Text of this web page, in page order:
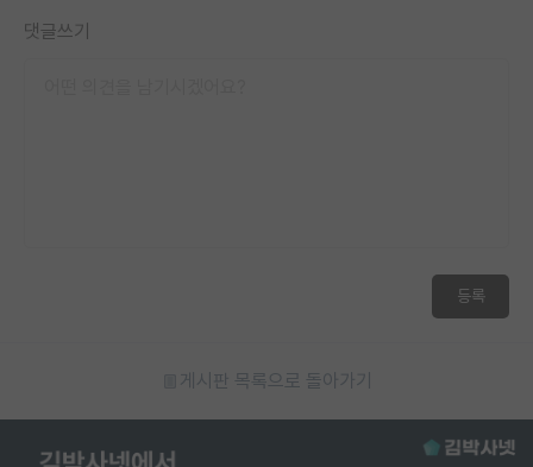
댓글쓰기
등록
게시판 목록으로 돌아가기